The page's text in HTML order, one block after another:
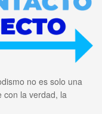
no es solo una
con la verdad, la